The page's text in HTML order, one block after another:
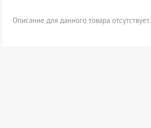
Описание для данного товара отсутствует.